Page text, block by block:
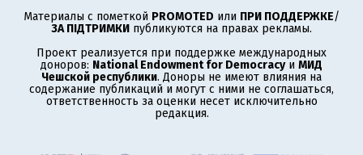
Материалы с пометкой PROMOTED или ПРИ ПОДДЕРЖКЕ/
ЗА ПІДТРИМКИ публикуются на правах рекламы.
Проект реализуется при поддержке международных
доноров: National Endowment for Democracyи МИД
Чешской республики. Доноры не имеют влияния на
содержание публикаций и могут с ними не соглашаться,
ответственность за оценки несет исключительно
редакция.